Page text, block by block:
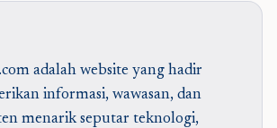
adalah website yang hadir
informasi, wawasan, dan
menarik seputar teknologi,